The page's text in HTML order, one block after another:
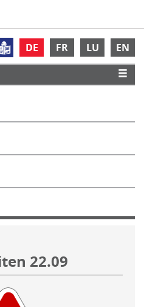
DE FR LU EN
22.09